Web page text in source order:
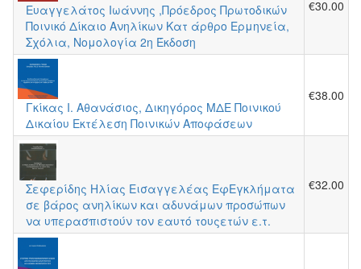
Ευαγγελάτος Ιωάννης ,Πρόεδρος Πρωτοδικών
Ποινικό Δίκαιο Ανηλίκων Κατ άρθρο Ερμηνεία,
Σχόλια, Νομολογία 2η Έκδοση
€30.00
Γκίκας Ι. Αθανάσιος, Δικηγόρος ΜΔΕ Ποινικού
Δικαίου Εκτέλεση Ποινικών Αποφάσεων
€38.00
Σεφερίδης Ηλίας Εισαγγελέας ΕφΕγκλήματα
σε βάρος ανηλίκων και αδυνάμων προσώπων
να υπερασπιστούν τον εαυτό τουςετών ε.τ.
€32.00